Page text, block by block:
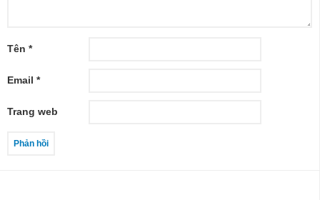
Tên *
Email *
Trang web